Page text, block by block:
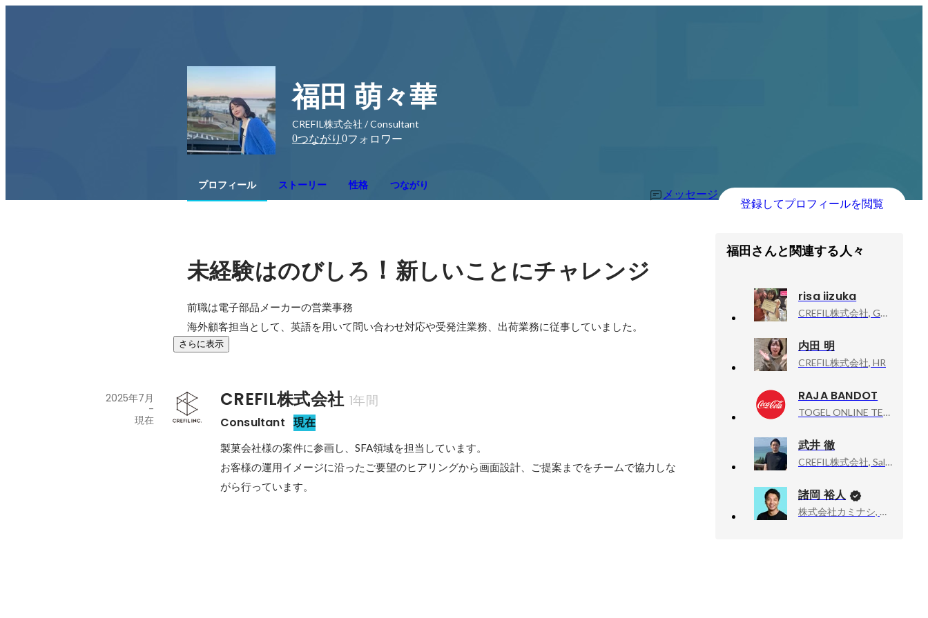
福田 萌々華
CREFIL株式会社 / Consultant
0つながり 0フォロワー
プロフィール ストーリー 性格 つながり
メッセージ
登録してプロフィールを閲覧
未経験はのびしろ ！ 新しいことにチャレンジ
前職は電子部品メーカーの営業事務
海外顧客担当として、英語を用いて問い合わせ対応や受発注業務、出荷業務に従事していました。
さらに表示
CREFIL株式会社 1年間
Consultant 現在
2025年7月
-
現在
製菓会社様の案件に参画し、SFA領域を担当しています。
お客様の運用イメージに沿ったご要望のヒアリングから画面設計、ご提案までをチームで協力しな
がら行っています。
福田さんと関連する人々
risa iizuka
CREFIL株式会社, General Manager
内田 明
CREFIL株式会社, HR
RAJA BANDOT
TOGEL ONLINE TERPERCAYA, SITUS JUDI ONLINE TERPERCAYA SE INDONESIA RAYA
武井 徹
CREFIL株式会社, Sales & Marketing Manager
諸岡 裕人
株式会社カミナシ, 代表取締役